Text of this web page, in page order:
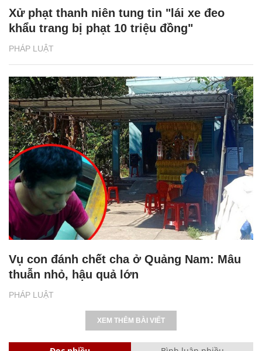
PHÁP LUẬT
Xử phạt thanh niên tung tin "lái xe đeo
khẩu trang bị phạt 10 triệu đồng"
PHÁP LUẬT
Vụ con đánh chết cha ở Quảng Nam: Mâu
thuẫn nhỏ, hậu quả lớn
XEM THÊM BÀI VIẾT